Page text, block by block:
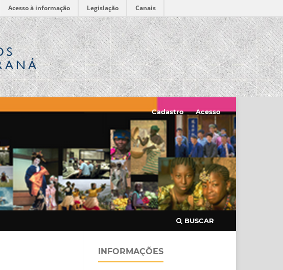
Acesso à informação Legislação Canais
BUSCAR
Cadastro Acesso
INFORMAÇÕES